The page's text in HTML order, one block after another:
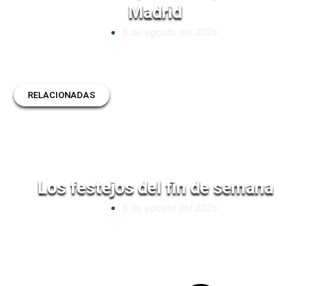
Madrid
RELACIONADAS
Los festejos del fin de semana